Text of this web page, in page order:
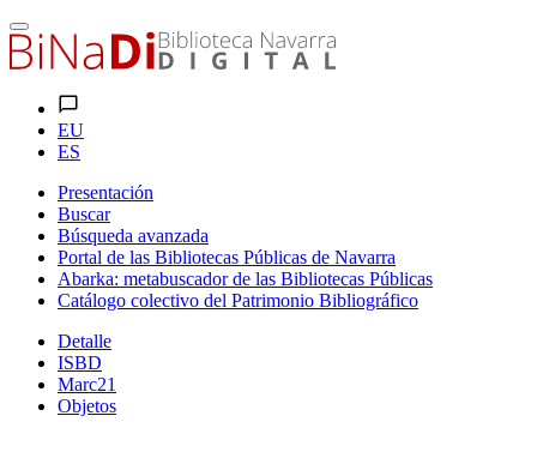
EU
ES
Presentación
Buscar
Búsqueda avanzada
Portal de las Bibliotecas Públicas de Navarra
Abarka: metabuscador de las Bibliotecas Públicas
Catálogo colectivo del Patrimonio Bibliográfico
Detalle
ISBD
Marc21
Objetos